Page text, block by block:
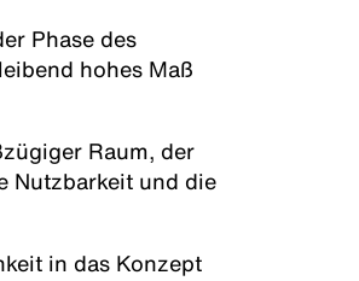
Phase des
hohes Maß
Raum, der
Nutzbarkeit und die
in das Konzept